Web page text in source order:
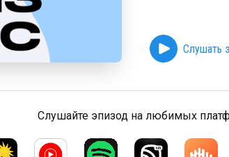
Слушать
Слушайте эпизод на любимых